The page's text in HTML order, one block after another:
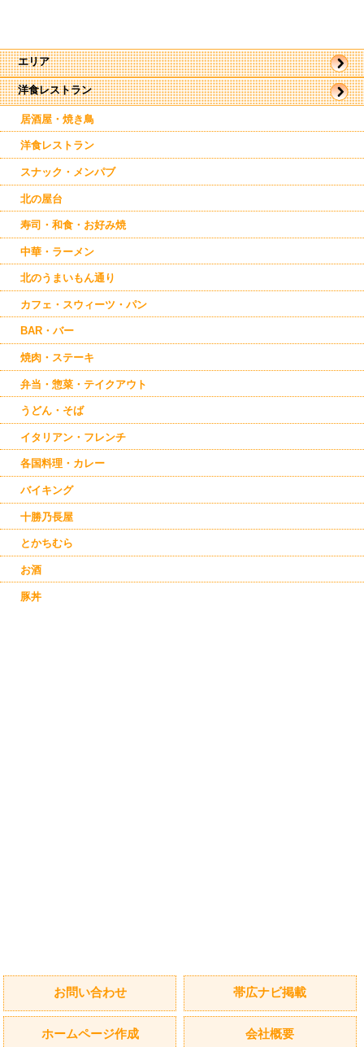
洋食レストラン
居酒屋・焼き鳥
洋食レストラン
スナック・メンパブ
北の屋台
寿司・和食・お好み焼
中華・ラーメン
北のうまいもん通り
カフェ・スウィーツ・パン
BAR・バー
焼肉・ステーキ
弁当・惣菜・テイクアウト
うどん・そば
イタリアン・フレンチ
各国料理・カレー
バイキング
十勝乃長屋
とかちむら
お酒
豚丼
エリア
帯広市
駅近郊
駅周辺
東帯広
西帯広
南帯広
幕別
芽室
池田
鹿追
新得
本別
中札内
お問い合わせ 帯広ナビ掲載
ホームページ作成 会社概要